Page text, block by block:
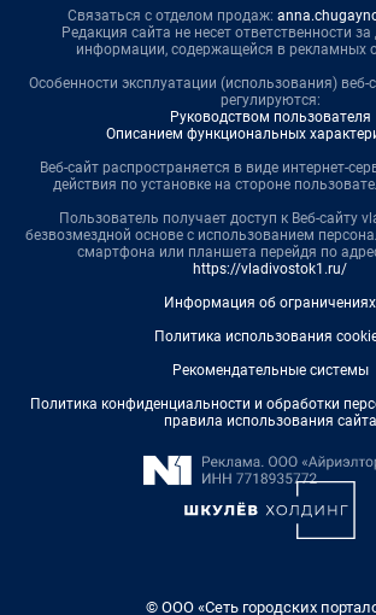
Связаться с отделом продаж:
Редакция сайта не несет ответственности
информации, содержащейся в рекламных
Особенности эксплуатации (использования) веб-
регулируются:
Руководством пользователя
Описанием функциональных
Веб-сайт распространяется в виде интернет-
действия по установке на стороне
Пользователь получает доступ к Веб-сайту
безвозмездной основе с использованием
смартфона или планшета перейдя по
https://vladivostok1.ru/
Информация об ограничениях
Политика использования
Рекомендательные системы
Политика конфиденциальности и обработки
правила использования сайта
© ООО «Сеть городских